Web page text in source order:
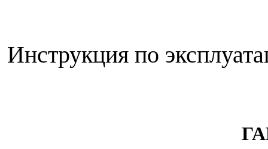
Инструкция по